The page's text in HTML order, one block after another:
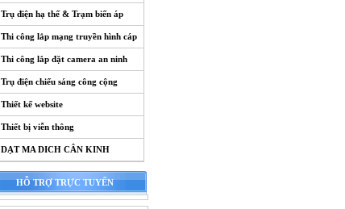
Trụ điện hạ thế & Trạm biến áp
Thi công lắp mạng truyền hình cáp
Thi công lắp đặt camera an ninh
Trụ điện chiếu sáng công cộng
Thiết kế website
Thiết bị viễn thông
DẠT MA DICH CÂN KINH
HỖ TRỢ TRỰC TUYẾN